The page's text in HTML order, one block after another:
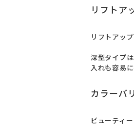
リフトア
リフトアッ
深型タイプ
入れも容易に
カラーバ
ビューティ